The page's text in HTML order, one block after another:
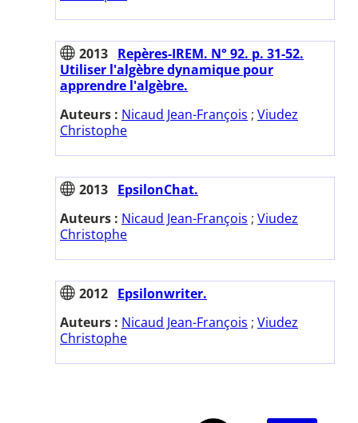
2013 Repères-IREM. N° 92. p. 31-52.
Utiliser l'algèbre dynamique pour
apprendre l'algèbre.
Auteurs : Nicaud Jean-François ; Viudez
Christophe
2013 EpsilonChat.
Auteurs : Nicaud Jean-François ; Viudez
Christophe
2012 Epsilonwriter.
Auteurs : Nicaud Jean-François ; Viudez
Christophe